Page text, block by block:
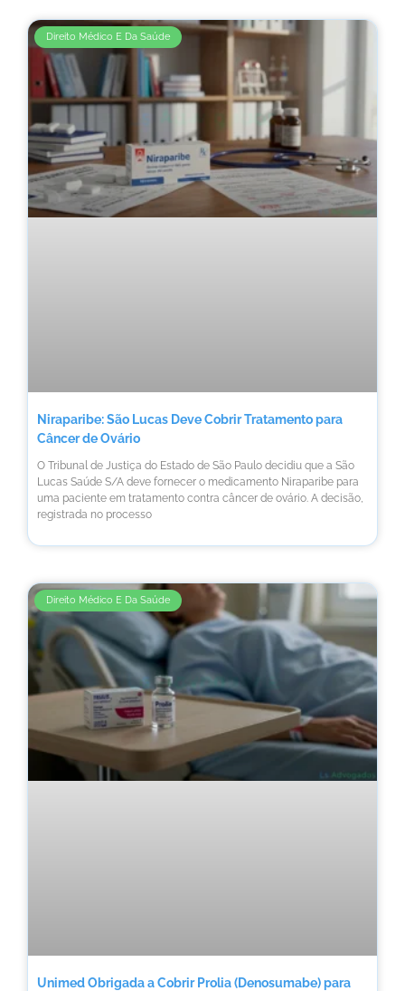
Direito Médico E Da Saúde
Niraparibe: São Lucas Deve Cobrir Tratamento para
Câncer de Ovário
O Tribunal de Justiça do Estado de São Paulo decidiu que a São
Lucas Saúde S/A deve fornecer o medicamento Niraparibe para
uma paciente em tratamento contra câncer de ovário. A decisão,
registrada no processo
Direito Médico E Da Saúde
Unimed Obrigada a Cobrir Prolia (Denosumabe) para